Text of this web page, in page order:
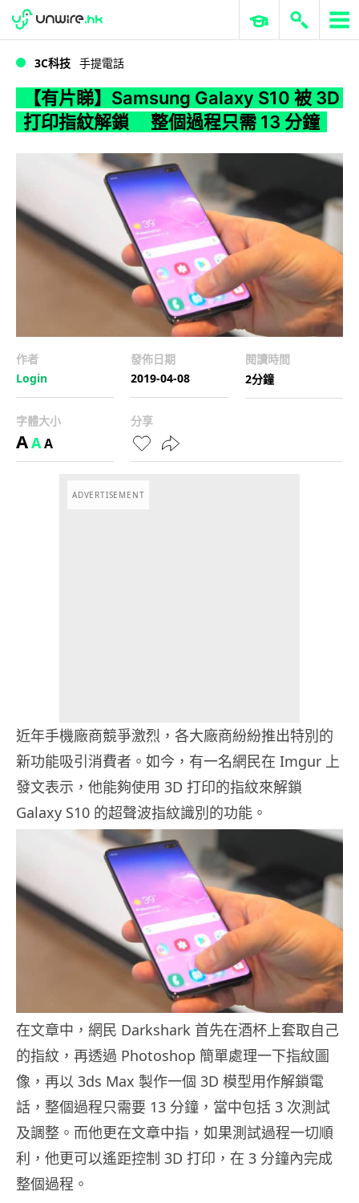
WWDC 2026 ERP 與商業 AI
3C科技 手提電話
【有片睇】Samsung Galaxy S10 被 3D
打印指紋解鎖 整個過程只需 13 分鐘
作者
Login
發佈日期
2019-04-08
閱讀時間
2分鐘
字體大小
AAA
分享
ADVERTISEMENT
近年手機廠商競爭激烈，各大廠商紛紛推出特別的
新功能吸引消費者。如今，有一名網民在 Imgur 上
發文表示，他能夠使用 3D 打印的指紋來解鎖
Galaxy S10 的超聲波指紋識別的功能。
在文章中，網民 Darkshark 首先在酒杯上套取自己
的指紋，再透過 Photoshop 簡單處理一下指紋圖
像，再以 3ds Max 製作一個 3D 模型用作解鎖電
話，整個過程只需要 13 分鐘，當中包括 3 次測試
及調整。而他更在文章中指，如果測試過程一切順
利，他更可以遙距控制 3D 打印，在 3 分鐘內完成
整個過程。